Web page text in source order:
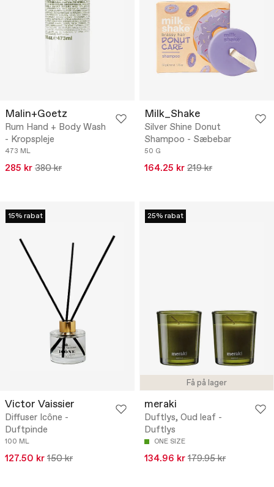
Malin+Goetz
Rum Hand + Body Wash
- Kropspleje
473 ML
285 kr 380 kr
Milk_Shake
Silver Shine Donut
Shampoo - Sæbebar
50 G
164.25 kr 219 kr
15% rabat
Victor Vaissier
Diffuser Icône -
Duftpinde
100 ML
127.50 kr 150 kr
Få på lager
25% rabat
meraki
Duftlys, Oud leaf -
Duftlys
ONE SIZE
134.96 kr 179.95 kr